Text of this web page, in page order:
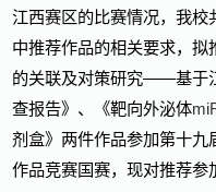
江西赛区的比赛情况，我校
中推荐作品的相关要求，
的关联及对策研究——基于
查报告》、《靶向外泌体
剂盒》两件作品参加第十九
作品竞赛国赛，现对推荐参